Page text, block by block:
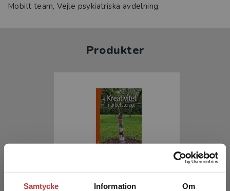
Samtycke Information Om
Mobilt team, Vejle psykiatriska avdelning.
Produkter
Kreativitet i arbetsterapi